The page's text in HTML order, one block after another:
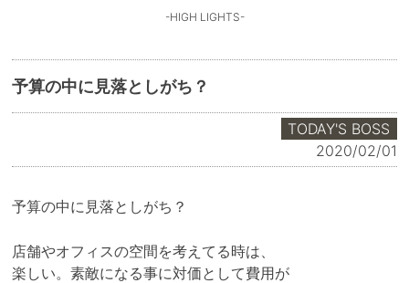
-HIGH LIGHTS-
予算の中に見落としがち？
TODAY'S BOSS
2020/02/01
予算の中に見落としがち？
店舗やオフィスの空間を考えてる時は、
楽しい。素敵になる事に対価として費用が